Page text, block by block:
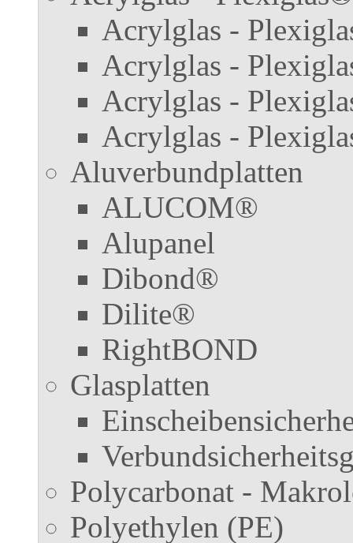
Acrylglas -
Acrylglas -
Acrylglas -
Acrylglas -
Aluverbundplatten
ALUCOM®
Alupanel
Dibond®
Dilite®
RightBOND
Glasplatten
Polycarbonat -
Polyethylen (PE)